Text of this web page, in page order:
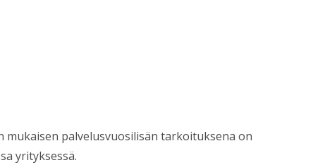
palvelusvuosilisän tarkoituksena on
yrityksessä.